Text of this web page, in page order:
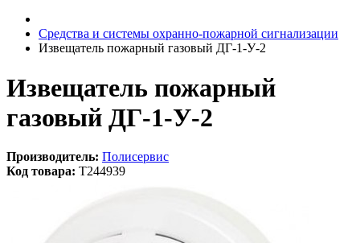
Средства и системы охранно-пожарной сигнализации
Извещатель пожарный газовый ДГ-1-У-2
Извещатель пожарный
газовый ДГ-1-У-2
Производитель: Полисервис
Код товара: T244939